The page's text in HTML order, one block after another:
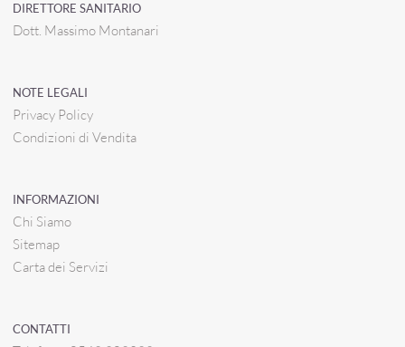
DIRETTORE SANITARIO
Dott. Massimo Montanari
NOTE LEGALI
Privacy Policy
Condizioni di Vendita
INFORMAZIONI
Chi Siamo
Sitemap
Carta dei Servizi
CONTATTI